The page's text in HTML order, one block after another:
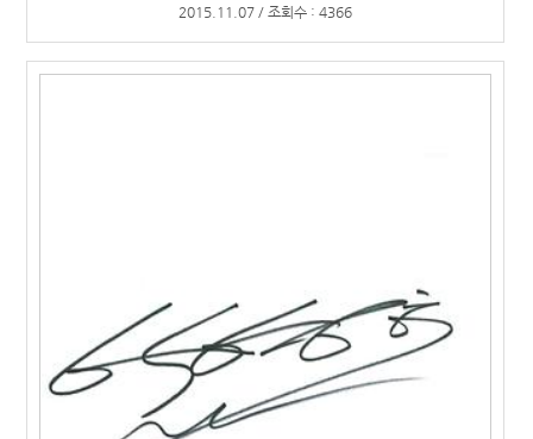
2015.11.07 / 조회수 : 4366